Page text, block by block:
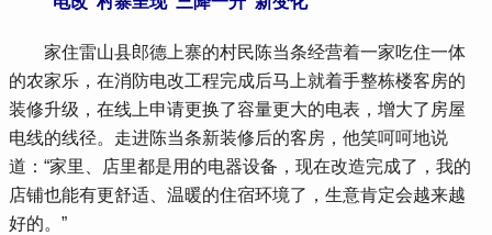
家住雷山县郎德上寨的村民陈当条经营着一家吃住一体
的农家乐，在消防电改工程完成后马上就着手整栋楼客房的
装修升级，在线上申请更换了容量更大的电表，增大了房屋
电线的线径。走进陈当条新装修后的客房，他笑呵呵地说
道：“家里、店里都是用的电器设备，现在改造完成了，我的
店铺也能有更舒适、温暖的住宿环境了，生意肯定会越来越
好的。”